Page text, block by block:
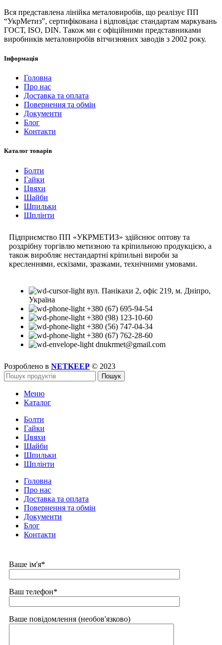
Вся представлена ​​лінійка металовиробів, що реалізує ПП
“УкрМетиз”, сертифікована і відповідає стандартам маркувань
ГОСТ, ISO, DIN. Також ми є офіційними представниками
виробників металовиробів вітчизняних заводів з 2002 року.
Інформація
Головна
Про нас
Доставка та оплата
Повернення та обмін
Документи
Блог
Контакти
Каталог товарів
Болти
Гайки
Цвяхи
Шайби
Шпильки
Шплінти
Підприємство ПП «УКРМЕТИЗ» здійснює оптову та
роздрібну торгівлю метизною та кріпильною продукцією, а
також виробляє нестандартні кріпильні вироби за
кресленнями, ескізами, зразками, технічними умовами.
вул. Панікахи 2, офіс 219, м. Дніпро,
Україна
+380 (67) 695-94-54
+380 (98) 123-10-60
+380 (56) 747-04-34
+380 (67) 762-28-60
dnukrmet@gmail.com
Розроблено в NETKEEP © 2023
Пошук
Меню
Каталог
Болти
Гайки
Цвяхи
Шайби
Шпильки
Шплінти
Головна
Про нас
Доставка та оплата
Повернення та обмін
Документи
Блог
Контакти
Ваше ім'я*
Ваш телефон*
Ваше повідомлення (необов'язково)